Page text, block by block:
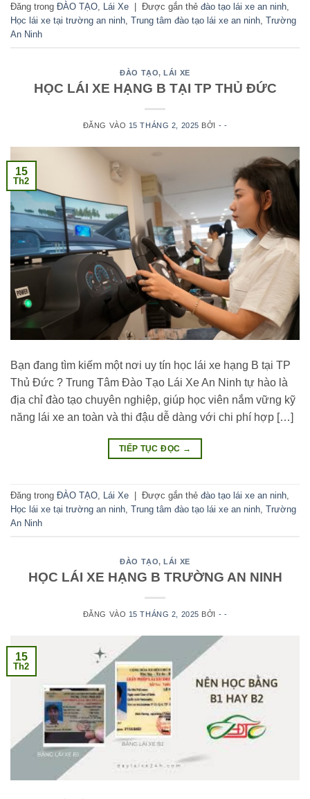
Đăng trong ĐÀO TẠO, Lái Xe Được gắn thẻ đào tạo lái xe an ninh,
Học lái xe tại trường an ninh, Trung tâm đào tạo lái xe an ninh, Trường
An Ninh
ĐÀO TẠO,LÁI XE
HỌC LÁI XE HẠNG B TẠI TP THỦ ĐỨC
ĐĂNG VÀO 15 THÁNG 2, 2025 BỞI - -
15
Th2
Bạn đang tìm kiếm một nơi uy tín học lái xe hạng B tại TP
Thủ Đức ? Trung Tâm Đào Tạo Lái Xe An Ninh tự hào là
địa chỉ đào tạo chuyên nghiệp, giúp học viên nắm vững kỹ
năng lái xe an toàn và thi đậu dễ dàng với chi phí hợp […]
TIẾP TỤC ĐỌC →
Đăng trong ĐÀO TẠO, Lái Xe Được gắn thẻ đào tạo lái xe an ninh,
Học lái xe tại trường an ninh, Trung tâm đào tạo lái xe an ninh, Trường
An Ninh
ĐÀO TẠO,LÁI XE
HỌC LÁI XE HẠNG B TRƯỜNG AN NINH
ĐĂNG VÀO 15 THÁNG 2, 2025 BỞI - -
15
Th2